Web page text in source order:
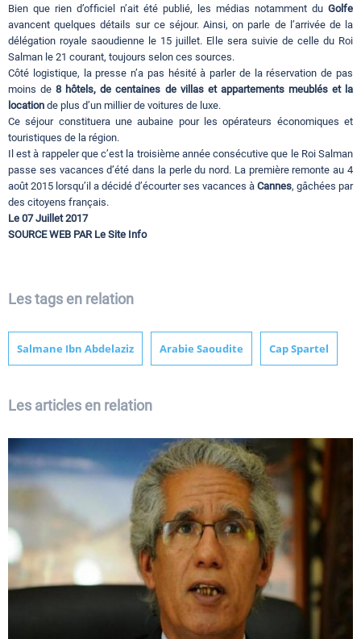
Bien que rien d’officiel n’ait été publié, les médias notamment du Golfe
avancent quelques détails sur ce séjour. Ainsi, on parle de l’arrivée de la
délégation royale saoudienne le 15 juillet. Elle sera suivie de celle du Roi
Salman le 21 courant, toujours selon ces sources.
Côté logistique, la presse n’a pas hésité à parler de la réservation de pas
moins de8 hôtels, de centaines de villas et appartements meublés et la
location de plus d’un millier de voitures de luxe.
Ce séjour constituera une aubaine pour les opérateurs économiques et
touristiques de la région.
Il est à rappeler que c’est la troisième année consécutive que le Roi Salman
passe ses vacances d’été dans la perle du nord. La première remonte au 4
août 2015 lorsqu’il a décidé d’écourter ses vacances à Cannes, gâchées par
des citoyens français.
Le 07 Juillet 2017
SOURCE WEB PAR Le Site Info
Les tags en relation
Salmane Ibn Abdelaziz Arabie Saoudite Cap Spartel
Les articles en relation